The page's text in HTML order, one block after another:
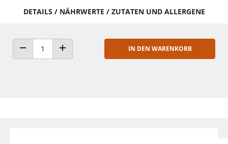
DETAILS / NÄHRWERTE / ZUTATEN UND ALLERGENE
ANZAHL VERRINGERNANZAHL ERHÖHEN
IN DEN WARENKORB